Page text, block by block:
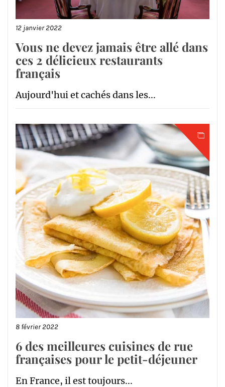
12 janvier 2022
Vous ne devez jamais être allé dans
ces 2 délicieux restaurants
français
Aujourd'hui et cachés dans les...
8 février 2022
6 des meilleures cuisines de rue
françaises pour le petit-déjeuner
En France, il est toujours...